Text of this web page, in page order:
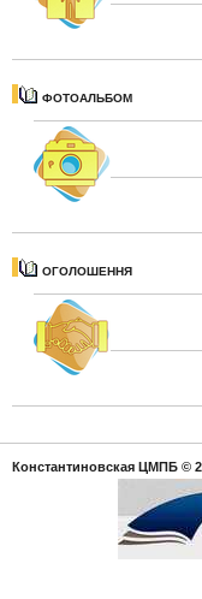
ФОТОАЛЬБОМ
ОГОЛОШЕННЯ
Константиновская ЦМПБ ©